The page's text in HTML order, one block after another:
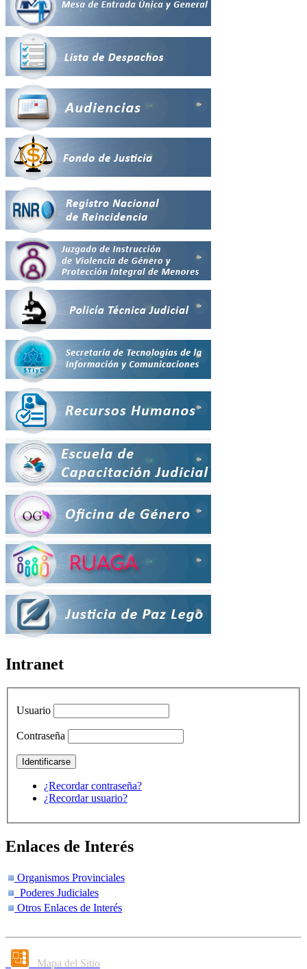
Intranet
Usuario
Contraseña
¿Recordar contraseña?
¿Recordar usuario?
Enlaces de Interés
Organismos Provinciales
Poderes Judiciales
Otros Enlaces de Interés
Mapa del Sitio